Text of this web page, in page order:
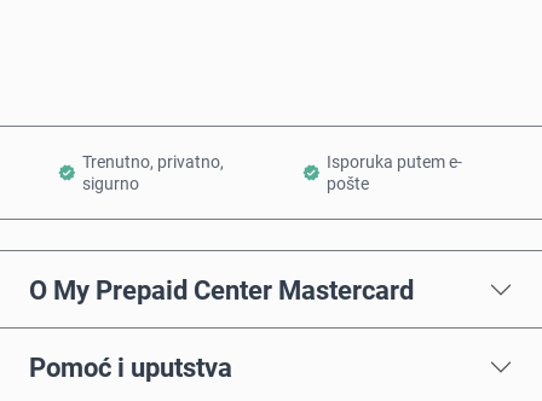
Trenutno, privatno,
sigurno
Isporuka putem e-
pošte
O My Prepaid Center Mastercard
Pomoć i uputstva